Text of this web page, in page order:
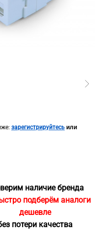
зарегистрируйтесь или
наличие бренда
подберём аналоги
дешевле
потери качества